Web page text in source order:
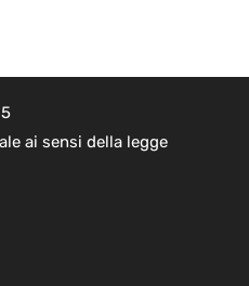
ai sensi della legge